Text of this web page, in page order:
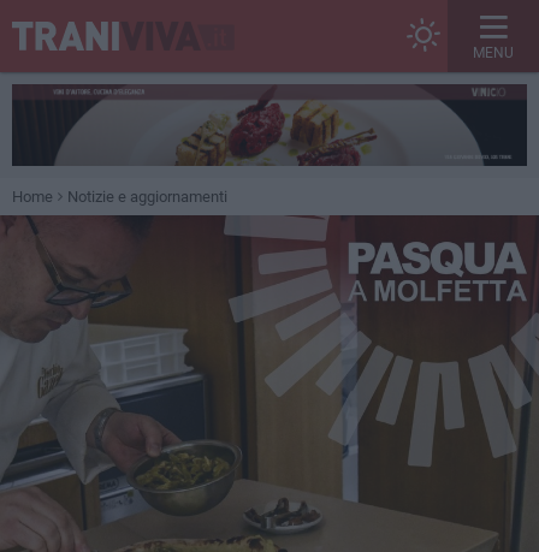
MENU
Home Notizie e aggiornamenti